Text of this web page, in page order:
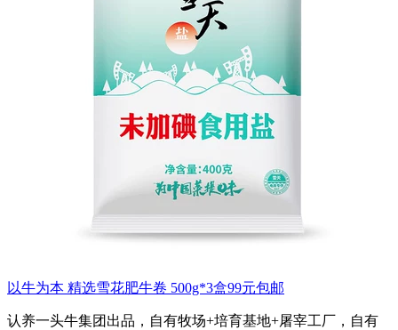
以牛为本 精选雪花肥牛卷 500g*3盒99元包邮
认养一头牛集团出品，自有牧场+培育基地+屠宰工厂，自有